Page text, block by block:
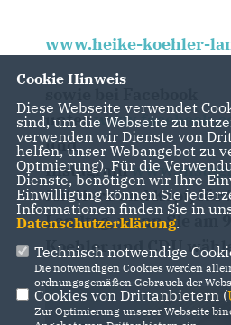
www.heike-koehler-
unter
und
Instagram
Mit Herz und Kopf, für
Landtag, wenn Sie am
Koehler und CDU
Cookie Hinweis
Diese Webseite verwendet
sind, um die Webseite zu
verwenden wir Dienste von
helfen, unser Webangebot zu
Optmierung). Für die
Dienste, benötigen wir Ihre
Einwilligung können Sie
Informationen finden Sie in
Datenschutzerklärung.
Technisch notwendige
Die notwendigen Cookies werden
ordnungsgemäßen Gebrauch der
Cookies von Drittanbietern (
Zur Optimierung unserer Webseite